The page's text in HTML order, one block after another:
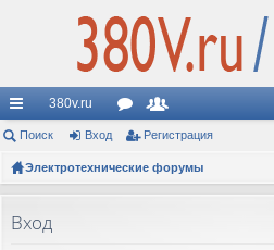
с
ы
и
380v.ru
ор
ум
ол
ьз
Поиск Вход Регистрация
Электротехнические форумы
Вход